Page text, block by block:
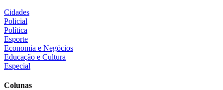
Cidades
Policial
Política
Esporte
Economia e Negócios
Educação e Cultura
Especial
Colunas